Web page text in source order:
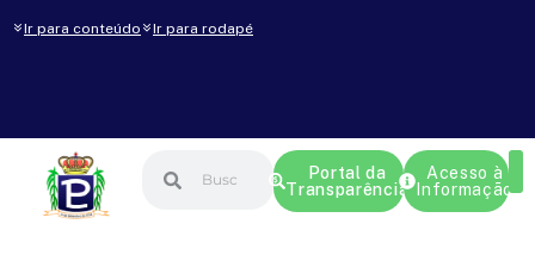
Ir para conteúdo Ir para rodapé
Portal da
Transparência
Acesso à
Informação